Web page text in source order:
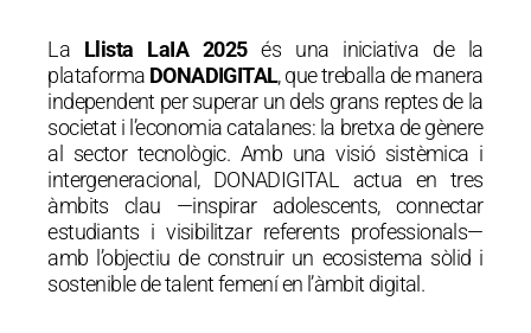
La Llista LaIA 2025és una iniciativa de la
plataforma DONADIGITAL, que treballa de manera
independent per superar un dels grans reptes de la
societat i l’economia catalanes: la bretxa de gènere
al sector tecnològic. Amb una visió sistèmica i
intergeneracional, DONADIGITAL actua en tres
àmbits clau —inspirar adolescents, connectar
estudiants i visibilitzar referents professionals—
amb l’objectiu de construir un ecosistema sòlid i
sostenible de talent femení en l’àmbit digital.